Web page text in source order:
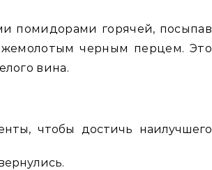
помидорами горячей, посыпав
черным перцем. Это
вина.
чтобы достичь наилучшего